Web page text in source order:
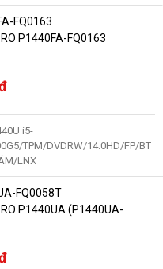
FQ0163
Laptop ASUSPRO P1440FA-FQ0163
i5-
TPM/DVDRW/14.0HD/FP/BT
LNX
FQ0058T